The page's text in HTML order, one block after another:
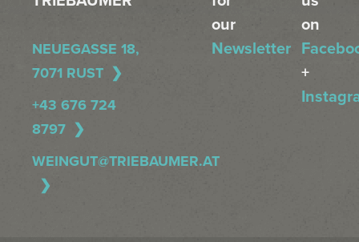
NEUEGASSE 18,
7071 RUST
+43 676 724
8797
WEINGUT@TRIEBAUMER.AT
our
Newsletter
on
+